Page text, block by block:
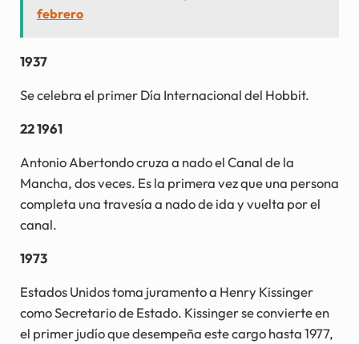
febrero
1937
Se celebra el primer Día Internacional del Hobbit.
22 1961
Antonio Abertondo cruza a nado el Canal de la
Mancha, dos veces. Es la primera vez que una persona
completa una travesía a nado de ida y vuelta por el
canal.
1973
Estados Unidos toma juramento a Henry Kissinger
como Secretario de Estado. Kissinger se convierte en
el primer judío que desempeña este cargo hasta 1977,